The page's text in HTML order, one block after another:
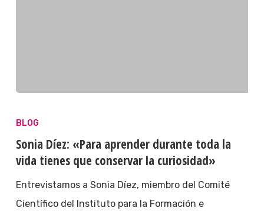
BLOG
Sonia Díez: «Para aprender durante toda la
vida tienes que conservar la curiosidad»
Entrevistamos a Sonia Díez, miembro del Comité
Científico del Instituto para la Formación e